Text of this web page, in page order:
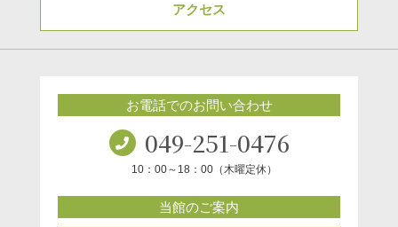
アクセス
お電話でのお問い合わせ
049-251-0476
10：00～18：00（木曜定休）
当館のご案内